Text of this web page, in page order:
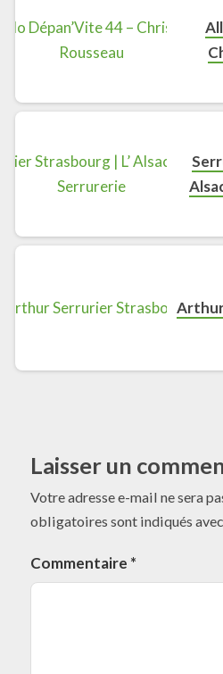
Laisser un
Votre adresse e-mail ne sera
obligatoires sont indiqués avec
Commentaire *